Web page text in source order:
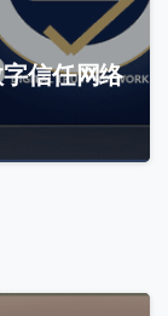
信任网络